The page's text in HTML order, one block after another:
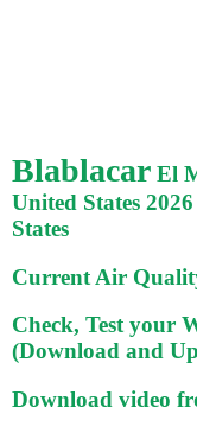
Blablacar El
United States
States
Current Air
Check, Test your
(Download and
Download video